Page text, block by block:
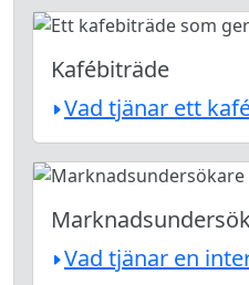
Kafébiträde
Vad tjänar ett
Vad tjänar en